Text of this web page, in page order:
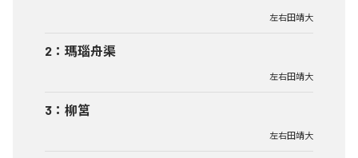
左右田靖大
2 ： 瑪瑙舟渠
左右田靖大
3 ： 柳筥
左右田靖大